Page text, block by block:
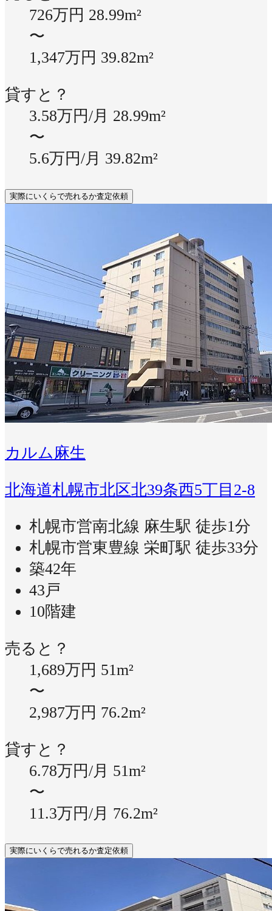
726万円 28.99m²
〜
1,347万円 39.82m²
貸すと？
3.58万円/月 28.99m²
〜
5.6万円/月 39.82m²
実際にいくらで売れるか査定依頼
カルム麻生
北海道札幌市北区北39条西5丁目2-8
札幌市営南北線 麻生駅 徒歩1分
札幌市営東豊線 栄町駅 徒歩33分
築42年
43戸
10階建
売ると？
1,689万円 51m²
〜
2,987万円 76.2m²
貸すと？
6.78万円/月 51m²
〜
11.3万円/月 76.2m²
実際にいくらで売れるか査定依頼